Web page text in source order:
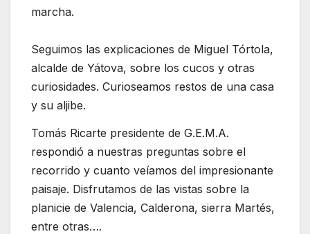
marcha.
Seguimos las explicaciones de Miguel Tórtola,
alcalde de Yátova, sobre los cucos y otras
curiosidades. Curioseamos restos de una casa
y su aljibe.
Tomás Ricarte presidente de G.E.M.A.
respondió a nuestras preguntas sobre el
recorrido y cuanto veíamos del impresionante
paisaje. Disfrutamos de las vistas sobre la
planicie de Valencia, Calderona, sierra Martés,
entre otras….